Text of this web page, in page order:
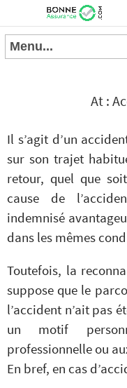
At :
Il s’agit d’un
sur son trajet
retour, quel que
cause de
indemnisé
dans les mêmes
Toutefois, la
suppose que le
l’accident n’ait pas
un motif
professionnelle ou
En bref, en cas